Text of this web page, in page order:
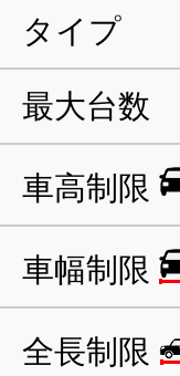
タイプ
最大台数
車高制限
車幅制限
全長制限